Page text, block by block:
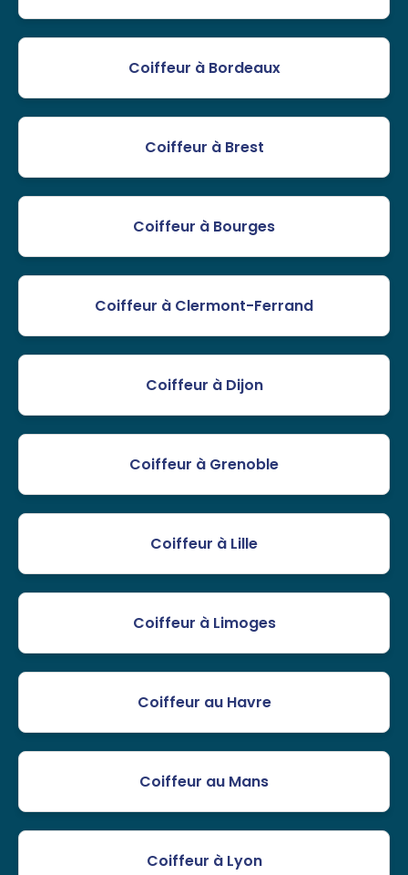
Coiffeur à Bordeaux
Coiffeur à Brest
Coiffeur à Bourges
Coiffeur à Clermont-Ferrand
Coiffeur à Dijon
Coiffeur à Grenoble
Coiffeur à Lille
Coiffeur à Limoges
Coiffeur au Havre
Coiffeur au Mans
Coiffeur à Lyon